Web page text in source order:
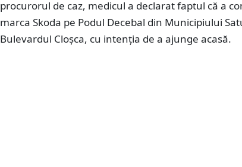
procurorul de caz, medicul a declarat faptul că a
marca Skoda pe Podul Decebal din Municipiului
Bulevardul Cloșca, cu intenția de a ajunge acasă.